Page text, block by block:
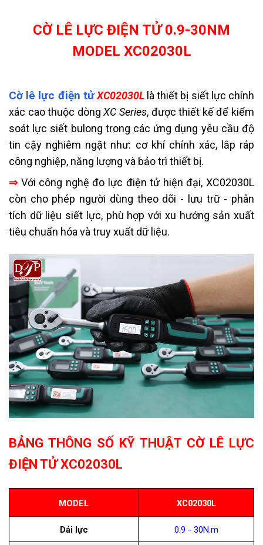
CỜ LÊ LỰC ĐIỆN TỬ 0.9-30NM
MODEL XC02030L
Cờ lê lực điện tửXC02030Llà thiết bị siết lực chính
xác cao thuộc dòngXC Series, được thiết kế để kiểm
soát lực siết bulong trong các ứng dụng yêu cầu độ
tin cậy nghiêm ngặt như: cơ khí chính xác, lắp ráp
công nghiệp, năng lượng và bảo trì thiết bị.
⇒ Với công nghệ đo lực điện tử hiện đại, XC02030L
còn cho phép người dùng theo dõi - lưu trữ - phân
tích dữ liệu siết lực, phù hợp với xu hướng sản xuất
tiêu chuẩn hóa và truy xuất dữ liệu.
BẢNG THÔNG SỐ KỸ THUẬT CỜ LÊ LỰC
ĐIỆN TỬ XC02030L
MODEL XC02030L
Dải lực 0.9 - 30N.m